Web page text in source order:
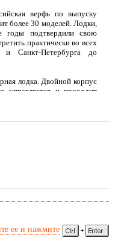
верфь по выпуску
более 30 моделей. Лодки,
годы подтвердили свою
практически во всех
и Санкт-Петербурга до
лодка. Двойной корпус
управляется и проходит
– 1,45-1,5м. Такая
преимуществ:
высоким
ее и нажмите